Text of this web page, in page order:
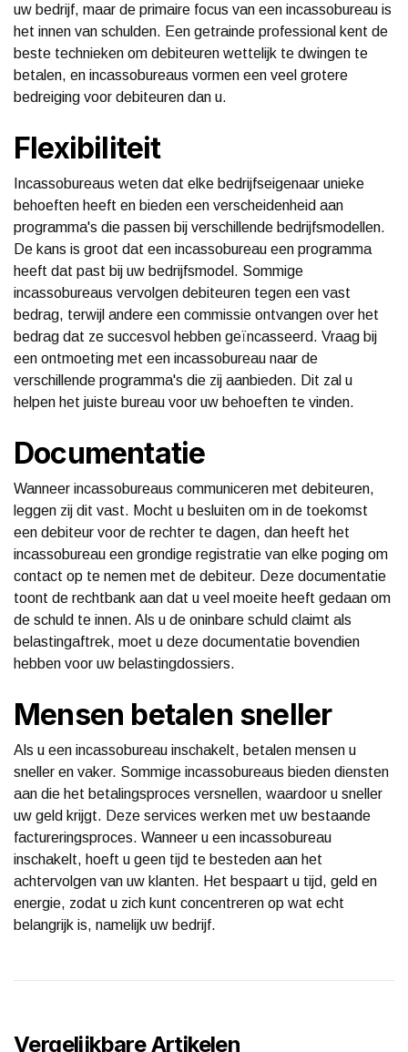
uw bedrijf, maar de primaire focus van een incassobureau is
het innen van schulden. Een getrainde professional kent de
beste technieken om debiteuren wettelijk te dwingen te
betalen, en incassobureaus vormen een veel grotere
bedreiging voor debiteuren dan u.
Flexibiliteit
Incassobureaus weten dat elke bedrijfseigenaar unieke
behoeften heeft en bieden een verscheidenheid aan
programma's die passen bij verschillende bedrijfsmodellen.
De kans is groot dat een incassobureau een programma
heeft dat past bij uw bedrijfsmodel. Sommige
incassobureaus vervolgen debiteuren tegen een vast
bedrag, terwijl andere een commissie ontvangen over het
bedrag dat ze succesvol hebben geïncasseerd. Vraag bij
een ontmoeting met een incassobureau naar de
verschillende programma's die zij aanbieden. Dit zal u
helpen het juiste bureau voor uw behoeften te vinden.
Documentatie
Wanneer incassobureaus communiceren met debiteuren,
leggen zij dit vast. Mocht u besluiten om in de toekomst
een debiteur voor de rechter te dagen, dan heeft het
incassobureau een grondige registratie van elke poging om
contact op te nemen met de debiteur. Deze documentatie
toont de rechtbank aan dat u veel moeite heeft gedaan om
de schuld te innen. Als u de oninbare schuld claimt als
belastingaftrek, moet u deze documentatie bovendien
hebben voor uw belastingdossiers.
Mensen betalen sneller
Als u een incassobureau inschakelt, betalen mensen u
sneller en vaker. Sommige incassobureaus bieden diensten
aan die het betalingsproces versnellen, waardoor u sneller
uw geld krijgt. Deze services werken met uw bestaande
factureringsproces. Wanneer u een incassobureau
inschakelt, hoeft u geen tijd te besteden aan het
achtervolgen van uw klanten. Het bespaart u tijd, geld en
energie, zodat u zich kunt concentreren op wat echt
belangrijk is, namelijk uw bedrijf.
Vergelijkbare Artikelen